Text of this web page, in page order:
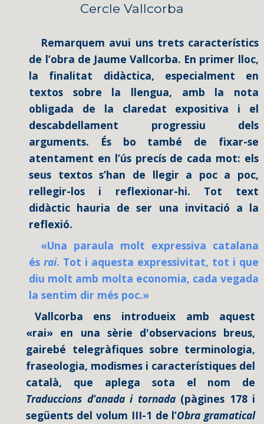
Cercle Vallcorba
Remarquem avui uns trets característics
de l’obra de Jaume Vallcorba. En primer lloc,
la finalitat didàctica, especialment en
textos sobre la llengua, amb la nota
obligada de la claredat expositiva i el
descabdellament progressiu dels
arguments. És bo també de fixar-se
atentament en l’ús precís de cada mot: els
seus textos s’han de llegir a poc a poc,
rellegir-los i reflexionar-hi. Tot text
didàctic hauria de ser una invitació a la
reflexió.
«Una paraula molt expressiva catalana
ésrai. Tot i aquesta expressivitat, tot i que
diu molt amb molta economia, cada vegada
la sentim dir més poc.»
Vallcorba ens introdueix amb aquest
«rai» en una sèrie d'observacions breus,
gairebé telegràfiques sobre terminologia,
fraseologia, modismes i característiques del
català, que aplega sota el nom de
Traduccions d’anada i tornada(pàgines 178 i
següents del volum III-1 de l’Obra gramatical